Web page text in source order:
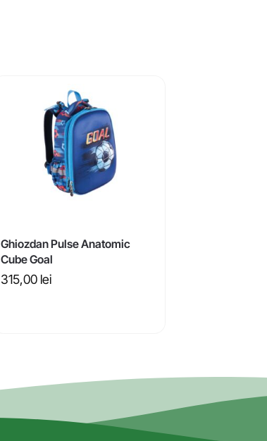
Ghiozdan Pulse Anatomic
Cube Goal
315,00 lei